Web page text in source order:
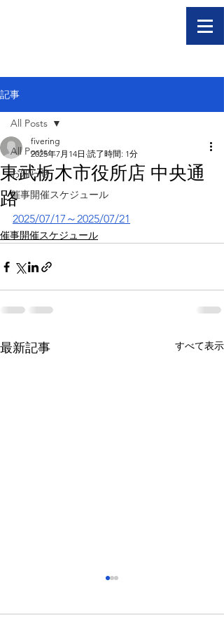
記事
All Posts
お知らせ
催事開催スケジュール
All Posts
東武栃木市役所店 中央通
路
fivering
2025年7月14日 読了時間: 1分
2025/07/17～2025/07/21
催事開催スケジュール
最新記事 すべて表示